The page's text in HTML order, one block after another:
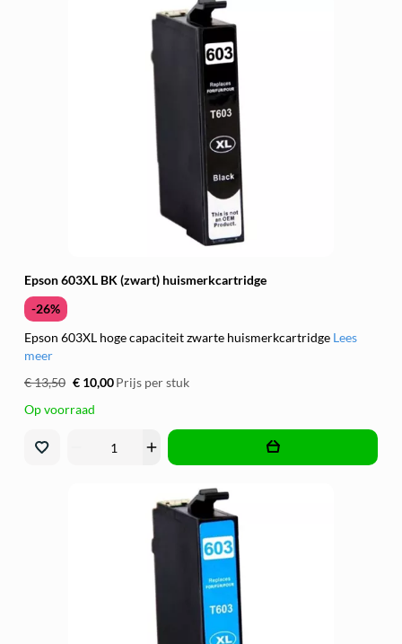
Epson 603XL BK (zwart) huismerkcartridge
-26%
Epson 603XL hoge capaciteit zwarte huismerkcartridge Lees
meer
€ 13,50 € 10,00Prijs per stuk
Op voorraad
add